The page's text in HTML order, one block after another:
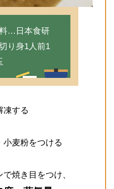
…日本食研
り身1人前1
する
麦粉をつける
焼き目をつけ、